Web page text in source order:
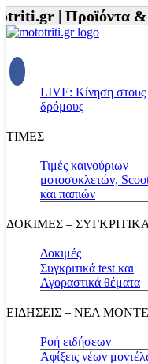
| Προϊόντα &
LIVE: Κίνηση στους
δρόμους
ΤΙΜΕΣ
Τιμές καινούριων
μοτοσυκλετών,
και παπιών
ΔΟΚΙΜΕΣ – ΣΥΓΚΡΙΤΙΚΑ
Δοκιμές
Συγκριτικά test και
Αγοραστικά θέματα
ΕΙΔΗΣΕΙΣ – ΝΕΑ
Ροή ειδήσεων
Αφίξεις νέων